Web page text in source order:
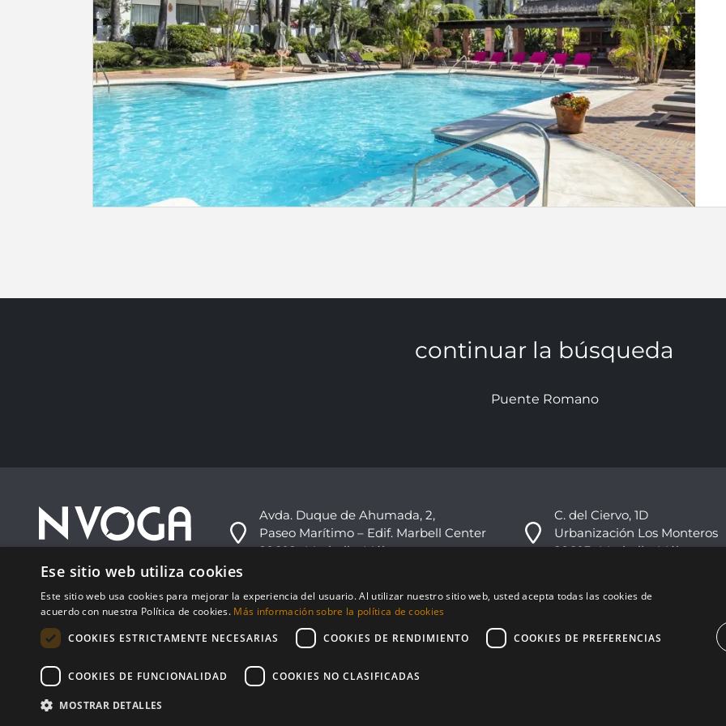
continuar la búsqueda
Puente Romano
Avda. Duque de Ahumada, 2,
Paseo Marítimo – Edif. Marbell Center
29602 -Marbella, Málaga
info@nvoga.com
C. del Ciervo, 1D
Urbanización Los Monteros
29603 -Marbella, Málaga
Ese sitio web utiliza cookies
Este sitio web usa cookies para mejorar la experiencia del usuario. Al utilizar nuestro sitio web, usted acepta todas las cookies de
acuerdo con nuestra Política de cookies. Más información sobre la política de cookies
COOKIES ESTRICTAMENTE NECESARIAS
COOKIES DE RENDIMIENTO COOKIES DE PREFERENCIAS
COOKIES DE FUNCIONALIDAD COOKIES NO CLASIFICADAS
MOSTRAR DETALLES